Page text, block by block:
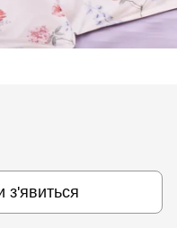
з'явиться